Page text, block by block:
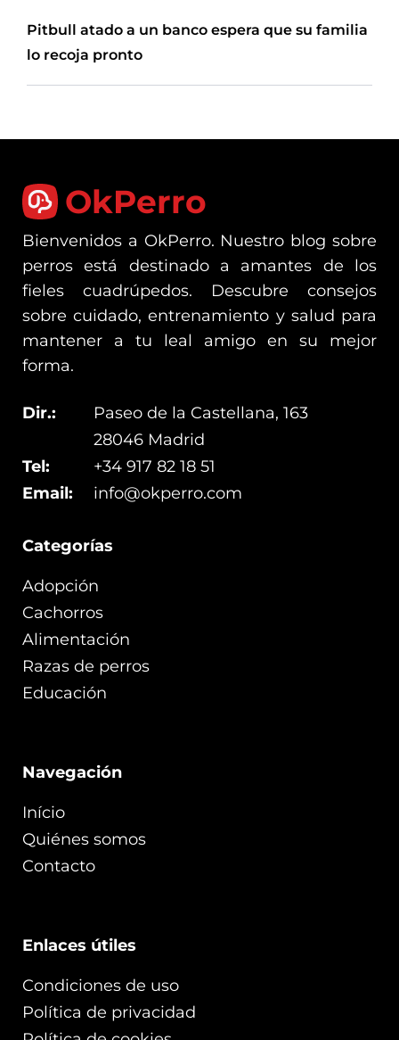
Pitbull atado a un banco espera que su familia
lo recoja pronto
Categorías
Adopción
Cachorros
Alimentación
Razas de perros
Educación
Navegación
Início
Quiénes somos
Contacto
Enlaces útiles
Condiciones de uso
Política de privacidad
OkPerro
Bienvenidos a OkPerro. Nuestro blog sobre
perros está destinado a amantes de los
fieles cuadrúpedos. Descubre consejos
sobre cuidado, entrenamiento y salud para
mantener a tu leal amigo en su mejor
forma.
Dir.:
Paseo de la Castellana, 163
28046 Madrid
Tel:
+34 917 82 18 51
Email:
info@okperro.com